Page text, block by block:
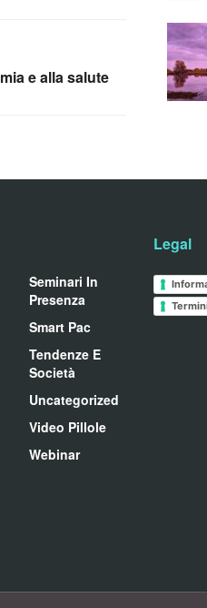
e alla salute
Seminari In
Presenza
Smart Pac
Tendenze E
Società
Uncategorized
Video Pillole
Webinar
Legal